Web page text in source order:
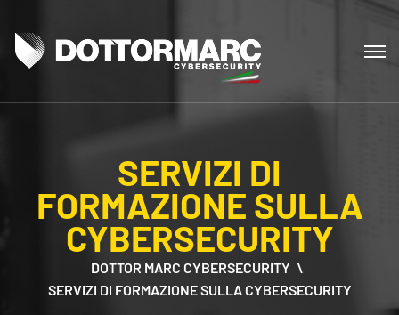
SERVIZI DI
FORMAZIONE SULLA
CYBERSECURITY
DOTTOR MARC CYBERSECURITY
SERVIZI DI FORMAZIONE SULLA CYBERSECURITY